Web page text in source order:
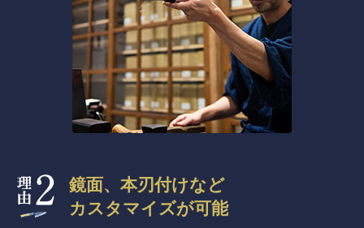
鏡面、本刃付けなど
カスタマイズが可能